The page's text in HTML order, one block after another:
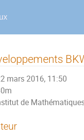
mars 2016, 11:50
de